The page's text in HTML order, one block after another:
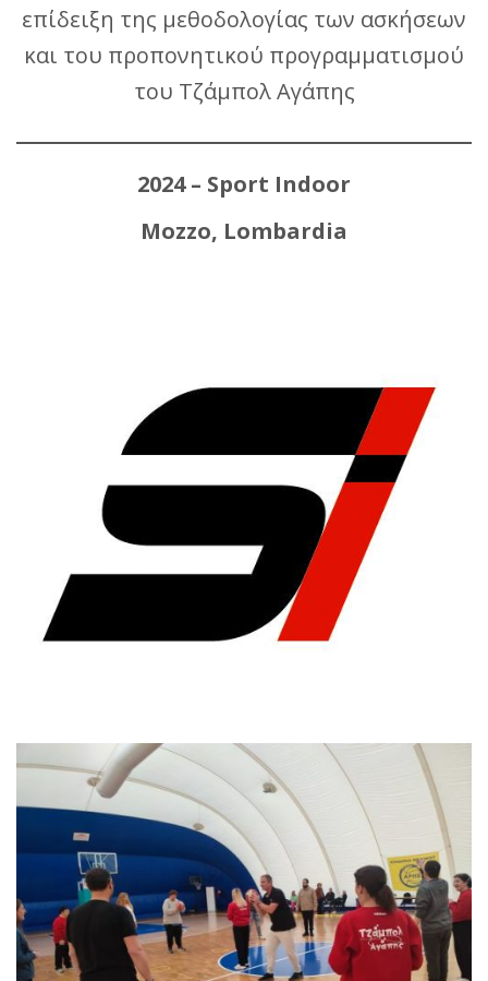
επίδειξη της μεθοδολογίας των ασκήσεων
και του προπονητικού προγραμματισμού
του Τζάμπολ Αγάπης
2024 – Sport Indoor
Mozzo, Lombardia